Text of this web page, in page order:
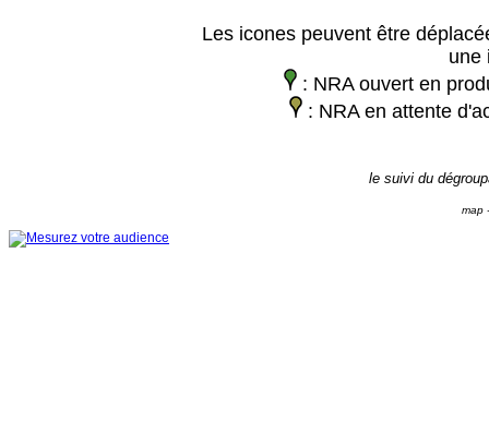
Les icones peuvent être
une
: NRA ouvert en
: NRA en attente
le suivi du
map